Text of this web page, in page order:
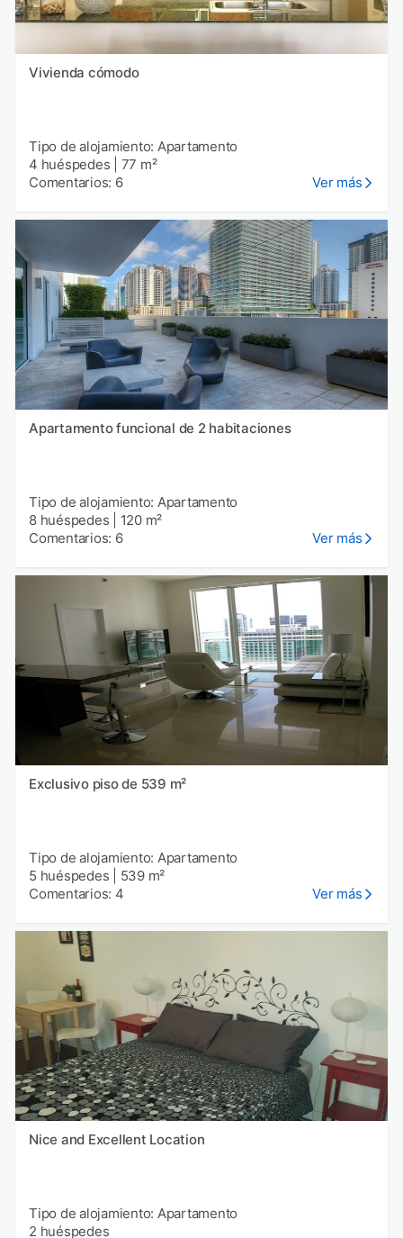
Vivienda cómodo
Tipo de alojamiento: Apartamento
4 huéspedes
77 m²
Comentarios: 6
Ver más
Apartamento funcional de 2 habitaciones
Tipo de alojamiento: Apartamento
8 huéspedes
120 m²
Comentarios: 6
Ver más
Exclusivo piso de 539 m²
Tipo de alojamiento: Apartamento
5 huéspedes
539 m²
Comentarios: 4
Ver más
Nice and Excellent Location
Tipo de alojamiento: Apartamento
2 huéspedes